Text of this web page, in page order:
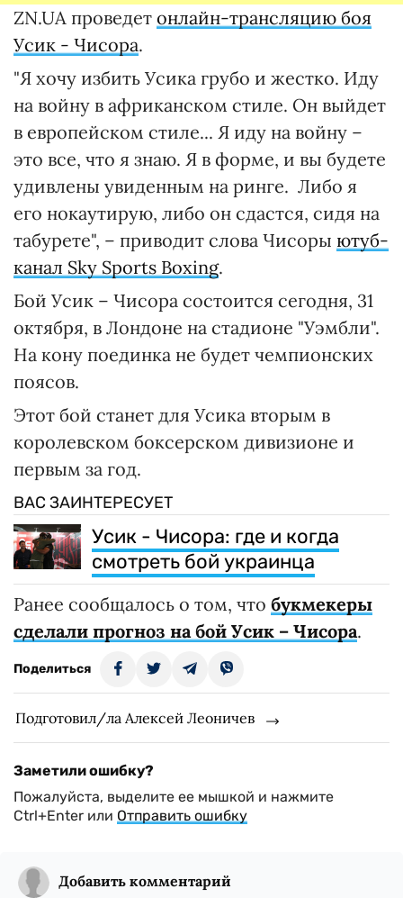
ZN.UA проведет онлайн-трансляцию боя
Усик - Чисора.
"Я хочу избить Усика грубо и жестко. Иду
на войну в африканском стиле. Он выйдет
в европейском стиле... Я иду на войну –
это все, что я знаю. Я в форме, и вы будете
удивлены увиденным на ринге. Либо я
его нокаутирую, либо он сдастся, сидя на
табурете", – приводит слова Чисоры ютуб-
канал Sky Sports Boxing.
Бой Усик – Чисора состоится сегодня, 31
октября, в Лондоне на стадионе "Уэмбли".
На кону поединка не будет чемпионских
поясов.
Этот бой станет для Усика вторым в
королевском боксерском дивизионе и
первым за год.
ВАС ЗАИНТЕРЕСУЕТ
Усик - Чисора: где и когда
смотреть бой украинца
Ранее сообщалось о том, что букмекеры
сделали прогноз на бой Усик – Чисора.
Поделиться
Подготовил/ла Алексей Леоничев
Заметили ошибку?
Пожалуйста, выделите ее мышкой и нажмите
Ctrl+Enter или Отправить ошибку
Добавить комментарий